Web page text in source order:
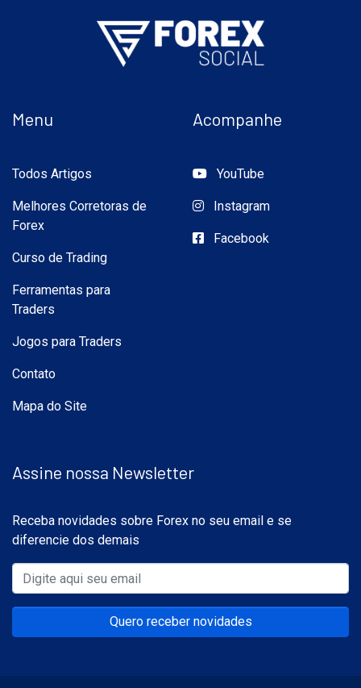
Menu
Todos Artigos
Melhores Corretoras de
Forex
Curso de Trading
Ferramentas para
Traders
Jogos para Traders
Contato
Mapa do Site
Acompanhe
YouTube
Instagram
Facebook
Assine nossa Newsletter
Receba novidades sobre Forex no seu email e se
diferencie dos demais
Quero receber novidades